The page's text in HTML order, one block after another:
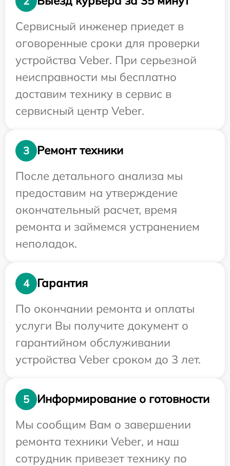
Сервисный инженер приедет в
оговоренные сроки для проверки
устройства Veber. При серьезной
неисправности мы бесплатно
доставим технику в сервис в
сервисный центр Veber.
3
Ремонт техники
После детального анализа мы
предоставим на утверждение
окончательный расчет, время
ремонта и займемся устранением
неполадок.
4
Гарантия
По окончании ремонта и оплаты
услуги Вы получите документ о
гарантийном обслуживании
устройства Veber сроком до 3 лет.
5
Информирование о готовности
Мы сообщим Вам о завершении
ремонта техники Veber, и наш
сотрудник привезет технику по